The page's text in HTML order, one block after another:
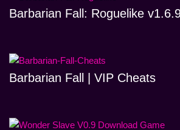
Barbarian Fall: Roguelike
Barbarian Fall | VIP Cheats